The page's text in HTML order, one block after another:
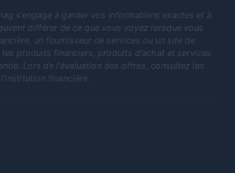
s'engage à garder vos informations exactes et à
différer de ce que vous voyez lorsque vous
un fournisseur de services ou un site de
produits financiers, produits d'achat et services
Lors de l'évaluation des offres, consultez les
financière.